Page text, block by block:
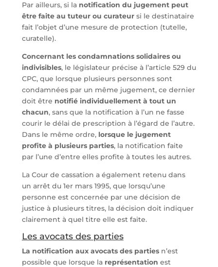
Par ailleurs, si la notification du jugement peut
être faite au tuteur ou curateursi le destinataire
fait l’objet d’une mesure de protection (tutelle,
curatelle).
Concernant les condamnations solidaires ou
indivisibles, le législateur précise à l’article 529 du
CPC, que lorsque plusieurs personnes sont
condamnées par un même jugement, ce dernier
doit être notifié individuellement à tout un
chacun, sans que la notification à l’un ne fasse
courir le délai de prescription à l’égard de l’autre.
Dans le même ordre, lorsque le jugement
profite à plusieurs parties, la notification faite
par l’une d’entre elles profite à toutes les autres.
La Cour de cassation a également retenu dans
un arrêt du 1er mars 1995, que lorsqu’une
personne est concernée par une décision de
justice à plusieurs titres, la décision doit indiquer
clairement à quel titre elle est faite.
Les avocats des parties
La notification aux avocats des partiesn’est
possible que lorsque la représentation est